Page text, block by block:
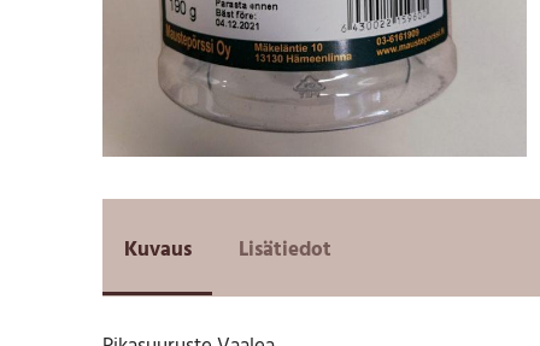
Kuvaus Lisätiedot